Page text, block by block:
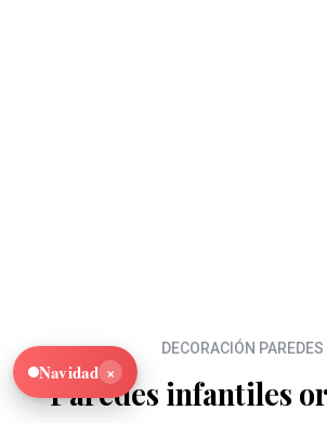
DECORACIÓN PAREDES
Paredes infantiles
Navidad ×